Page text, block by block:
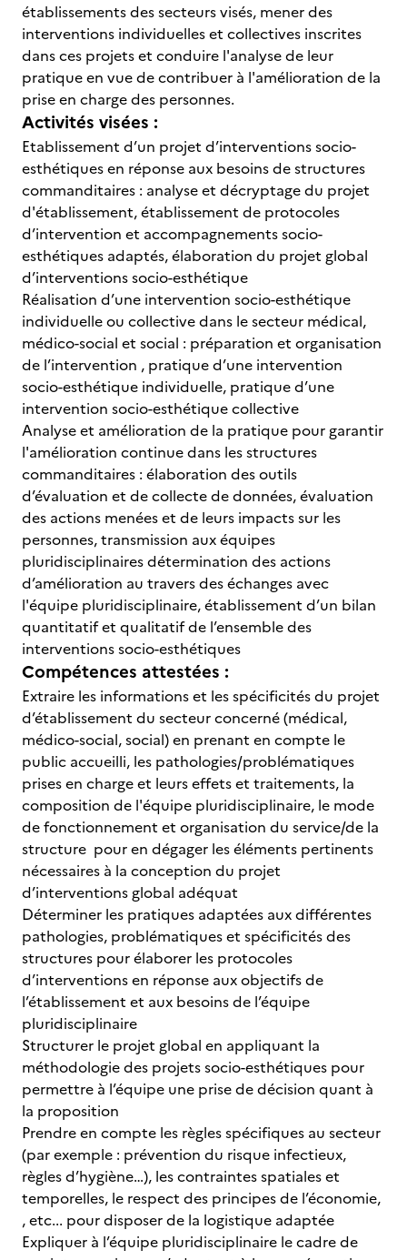
établissements des secteurs visés, mener des
interventions individuelles et collectives inscrites
dans ces projets et conduire l'analyse de leur
pratique en vue de contribuer à l'amélioration de la
prise en charge des personnes.
Activités visées :
Etablissement d’un projet d’interventions socio-
esthétiques en réponse aux besoins de structures
commanditaires : analyse et décryptage du projet
d'établissement, établissement de protocoles
d’intervention et accompagnements socio-
esthétiques adaptés, élaboration du projet global
d’interventions socio-esthétique
Réalisation d’une intervention socio-esthétique
individuelle ou collective dans le secteur médical,
médico-social et social : préparation et organisation
de l’intervention , pratique d’une intervention
socio-esthétique individuelle, pratique d’une
intervention socio-esthétique collective
Analyse et amélioration de la pratique pour garantir
l'amélioration continue dans les structures
commanditaires : élaboration des outils
d’évaluation et de collecte de données, évaluation
des actions menées et de leurs impacts sur les
personnes, transmission aux équipes
pluridisciplinaires détermination des actions
d’amélioration au travers des échanges avec
l'équipe pluridisciplinaire, établissement d’un bilan
quantitatif et qualitatif de l’ensemble des
interventions socio-esthétiques
Compétences attestées :
Extraire les informations et les spécificités du projet
d’établissement du secteur concerné (médical,
médico-social, social) en prenant en compte le
public accueilli, les pathologies/problématiques
prises en charge et leurs effets et traitements, la
composition de l'équipe pluridisciplinaire, le mode
de fonctionnement et organisation du service/de la
structure pour en dégager les éléments pertinents
nécessaires à la conception du projet
d’interventions global adéquat
Déterminer les pratiques adaptées aux différentes
pathologies, problématiques et spécificités des
structures pour élaborer les protocoles
d’interventions en réponse aux objectifs de
l’établissement et aux besoins de l’équipe
pluridisciplinaire
Structurer le projet global en appliquant la
méthodologie des projets socio-esthétiques pour
permettre à l’équipe une prise de décision quant à
la proposition
Prendre en compte les règles spécifiques au secteur
(par exemple : prévention du risque infectieux,
règles d’hygiène…), les contraintes spatiales et
temporelles, le respect des principes de l’économie,
, etc... pour disposer de la logistique adaptée
Expliquer à l’équipe pluridisciplinaire le cadre de